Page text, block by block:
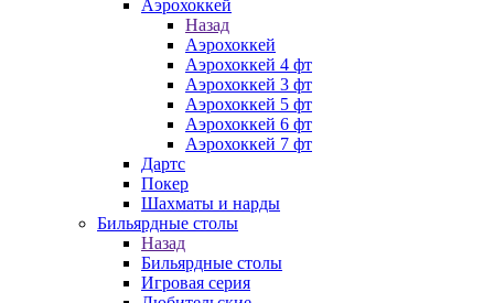
Аэрохоккей
Назад
Аэрохоккей
Аэрохоккей 4 фт
Аэрохоккей 3 фт
Аэрохоккей 5 фт
Аэрохоккей 6 фт
Аэрохоккей 7 фт
Дартс
Покер
Шахматы и нарды
Бильярдные столы
Назад
Бильярдные столы
Игровая серия